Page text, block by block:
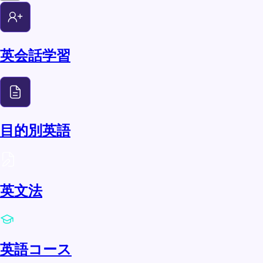
英会話学習
目的別英語
英文法
英語コース